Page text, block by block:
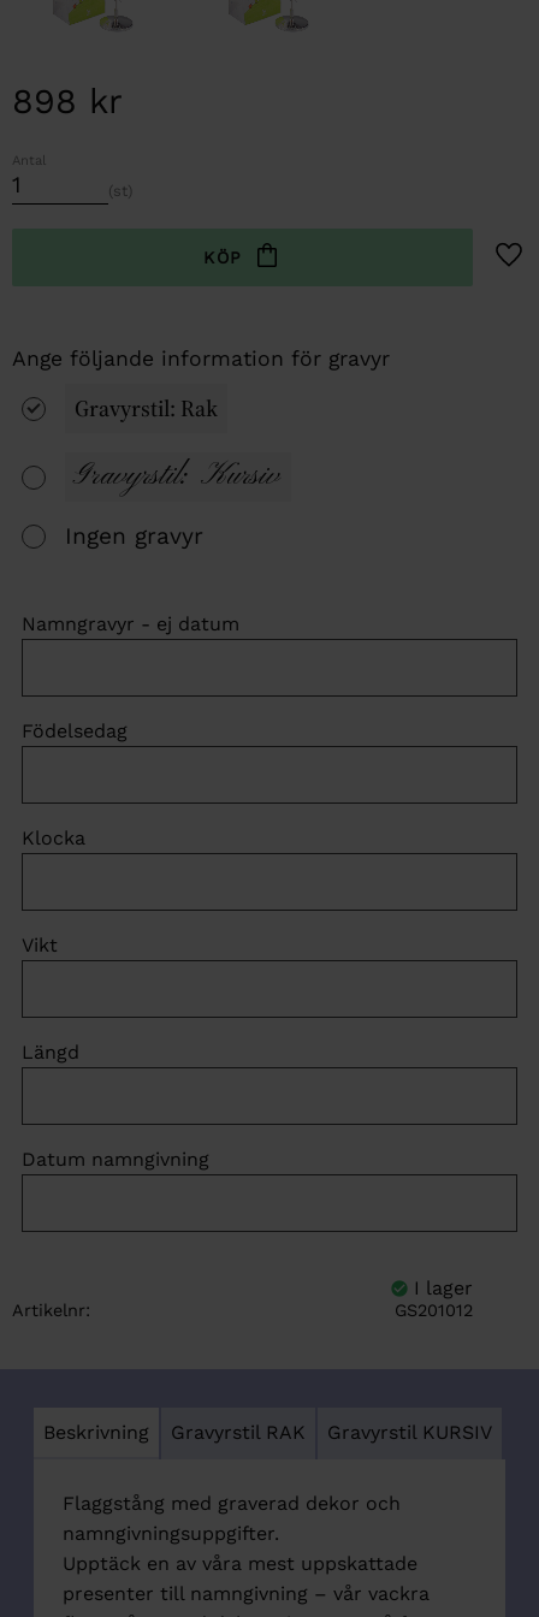
898 kr
Antal
st
Namngravyr - ej datum
Födelsedag
Klocka
Vikt
Längd
Datum namngivning
Gravyrstil: Rak
Gravyrstil: Kursiv
Ingen gravyr
Artikelnr GS201012
Beskrivning Gravyrstil RAK Gravyrstil KURSIV
Flaggstång med graverad dekor och
namngivningsuppgifter.
Upptäck en av våra mest uppskattade
presenter till namngivning – vår vackra